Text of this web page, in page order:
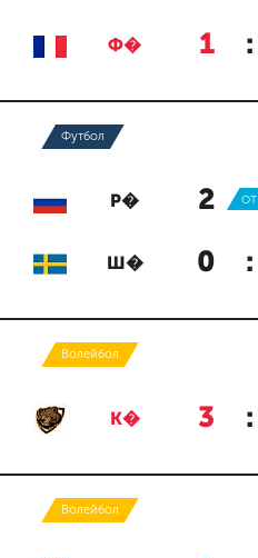
Ф� 1 :
Футбол
Р� 2 :
ОТ
Ш� 0 :
Волейбол
К� 3 :
Волейбол